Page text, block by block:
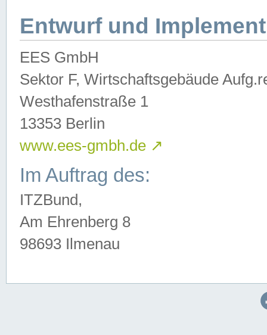
Entwurf und
EES GmbH
Sektor F, Wirtschaftsgebäude
Westhafenstraße 1
13353 Berlin
www.ees-gmbh.de ↗
Im Auftrag des:
ITZBund,
Am Ehrenberg 8
98693 Ilmenau